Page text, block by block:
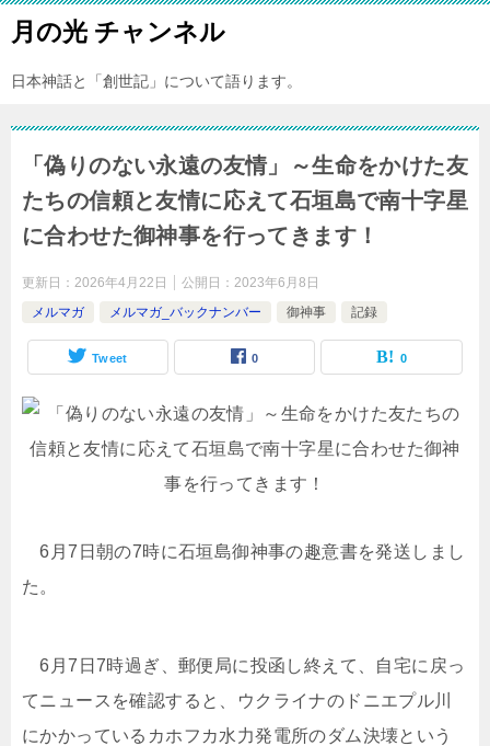
月の光 チャンネル
日本神話と「創世記」について語ります。
「偽りのない永遠の友情」～生命をかけた友
たちの信頼と友情に応えて石垣島で南十字星
に合わせた御神事を行ってきます！
更新日： 2026年4月22日 公開日： 2023年6月8日
メルマガ
メルマガ_バックナンバー 御神事 記録
Tweet 0 0
6月7日朝の7時に石垣島御神事の趣意書を発送しまし
た。
6月7日7時過ぎ、郵便局に投函し終えて、自宅に戻っ
てニュースを確認すると、ウクライナのドニエプル川
にかかっているカホフカ水力発電所のダム決壊という